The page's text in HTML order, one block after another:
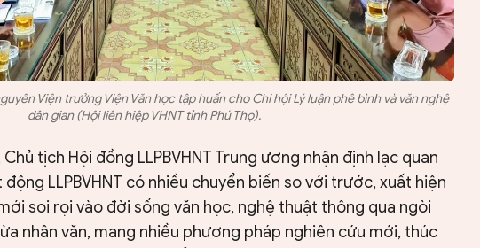
Viện trưởng Viện Văn học tập huấn cho Chi hội Lý luận phê bình và văn nghệ
dân gian (Hội liên hiệp VHNT tỉnh Phú Thọ).
Chủ tịch Hội đồng LLPBVHNT Trung ương nhận định lạc quan
LLPBVHNT có nhiều chuyển biến so với trước, xuất hiện
soi rọi vào đời sống văn học, nghệ thuật thông qua ngòi
nhân văn, mang nhiều phương pháp nghiên cứu mới, thúc